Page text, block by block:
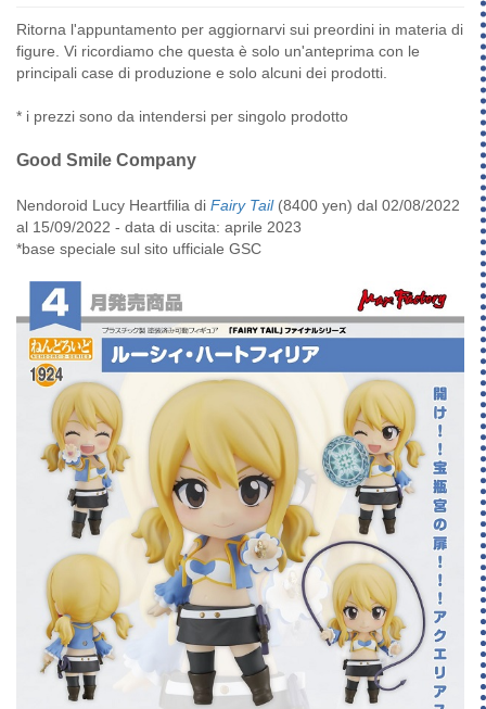
Ritorna l'appuntamento per aggiornarvi sui preordini in materia di
figure. Vi ricordiamo che questa è solo un'anteprima con le
principali case di produzione e solo alcuni dei prodotti.
* i prezzi sono da intendersi per singolo prodotto
Good Smile Company
Nendoroid Lucy Heartfilia di Fairy Tail(8400 yen) dal 02/08/2022
al 15/09/2022 - data di uscita: aprile 2023
*base speciale sul sito ufficiale GSC